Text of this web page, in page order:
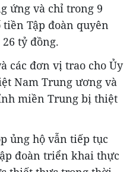
ứng và chỉ trong 9
Tập đoàn quyên
tỷ đồng.
các đơn vị trao cho Ủy
Nam Trung ương và
miền Trung bị thiệt
ủng hộ vẫn tiếp tục
đoàn triển khai thực